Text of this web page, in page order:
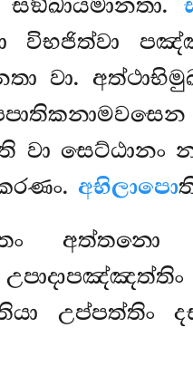
සඞ්ඛායමානතා.
වා.
වා සෙට්ඨානං
අභිලාපො
අත්තනො
උප්පත්තිං